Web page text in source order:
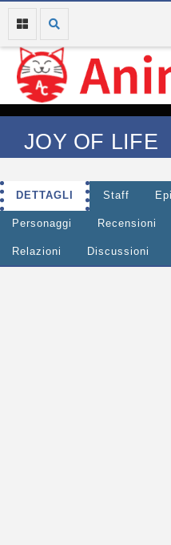
JOY OF LIFE
DETTAGLI Staff
Personaggi Recensioni
Relazioni Discussioni